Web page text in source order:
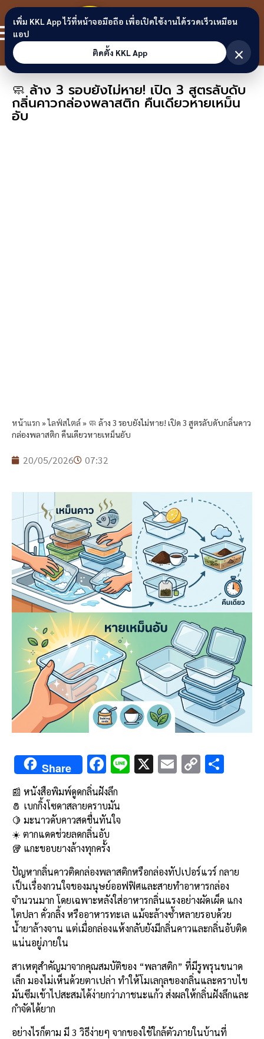
Skip to content
ขอนแก่น
ลิงก์
🧼 ล้าง 3 รอบยังไม่หาย! เปิด 3 สูตรลับดับ
กลิ่นคาวกล่องพลาสติก คืนเดียวหายเหม็น
อับ
หน้าแรก »ไลฟ์สไตล์» 🧼 ล้าง 3 รอบยังไม่หาย! เปิด 3 สูตรลับดับกลิ่นคาว
กล่องพลาสติก คืนเดียวหายเหม็นอับ
20/05/2026 07:32
Share F
ac
e
b
o
o
k
Li X E C
📰 หนังสือพิมพ์ดูดกลิ่นฝังลึก
🧂 เบกกิ้งโซดาสลายคราบมัน
🍋 มะนาวดับคาวสดชื่นทันใจ
☀️ ตากแดดช่วยลดกลิ่นอับ
🥡 แกะขอบยางล้างทุกครั้ง
ปัญหากลิ่นคาวติดกล่องพลาสติกหรือกล่องทัปเปอร์แวร์ กลาย
เป็นเรื่องกวนใจของมนุษย์ออฟฟิศและสายทำอาหารกล่อง
จำนวนมาก โดยเฉพาะหลังใส่อาหารกลิ่นแรงอย่างผัดเผ็ด แกง
ไตปลา คั่วกลิ้ง หรืออาหารทะเล แม้จะล้างซ้ำหลายรอบด้วย
น้ำยาล้างจาน แต่เมื่อกล่องแห้งกลับยังมีกลิ่นคาวและกลิ่นอับติด
แน่นอยู่ภายใน
สาเหตุสำคัญมาจากคุณสมบัติของ “พลาสติก” ที่มีรูพรุนขนาด
เล็ก มองไม่เห็นด้วยตาเปล่า ทำให้โมเลกุลของกลิ่นและคราบไข
มันซึมเข้าไปสะสมได้ง่ายกว่าภาชนะแก้ว ส่งผลให้กลิ่นฝังลึกและ
กำจัดได้ยาก
อย่างไรก็ตาม มี 3 วิธีง่ายๆ จากของใช้ใกล้ตัวภายในบ้านที่
เพิ่ม KKL App ไว้ที่หน้าจอมือถือ เพื่อเปิดใช้งานได้รวดเร็วเหมือน
แอป
ติดตั้ง KKL App
×